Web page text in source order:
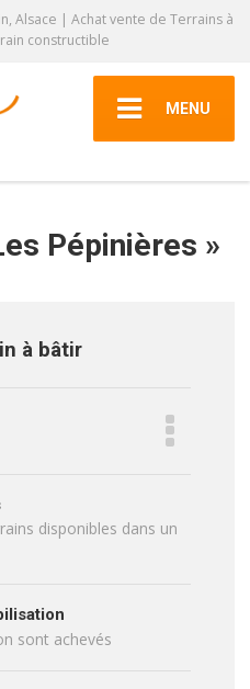
Alsace | Achat vente de Terrains à
constructible
MENU
Pépinières »
à bâtir
disponibles dans un
sont achevés